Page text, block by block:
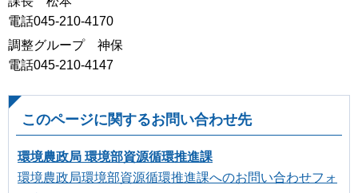
電話045-210-4170
調整グループ 神保
電話045-210-4147
このページに関するお問い合わせ先
環境農政局 環境部資源循環推進課
環境農政局環境部資源循環推進課へのお問い合わせフォ